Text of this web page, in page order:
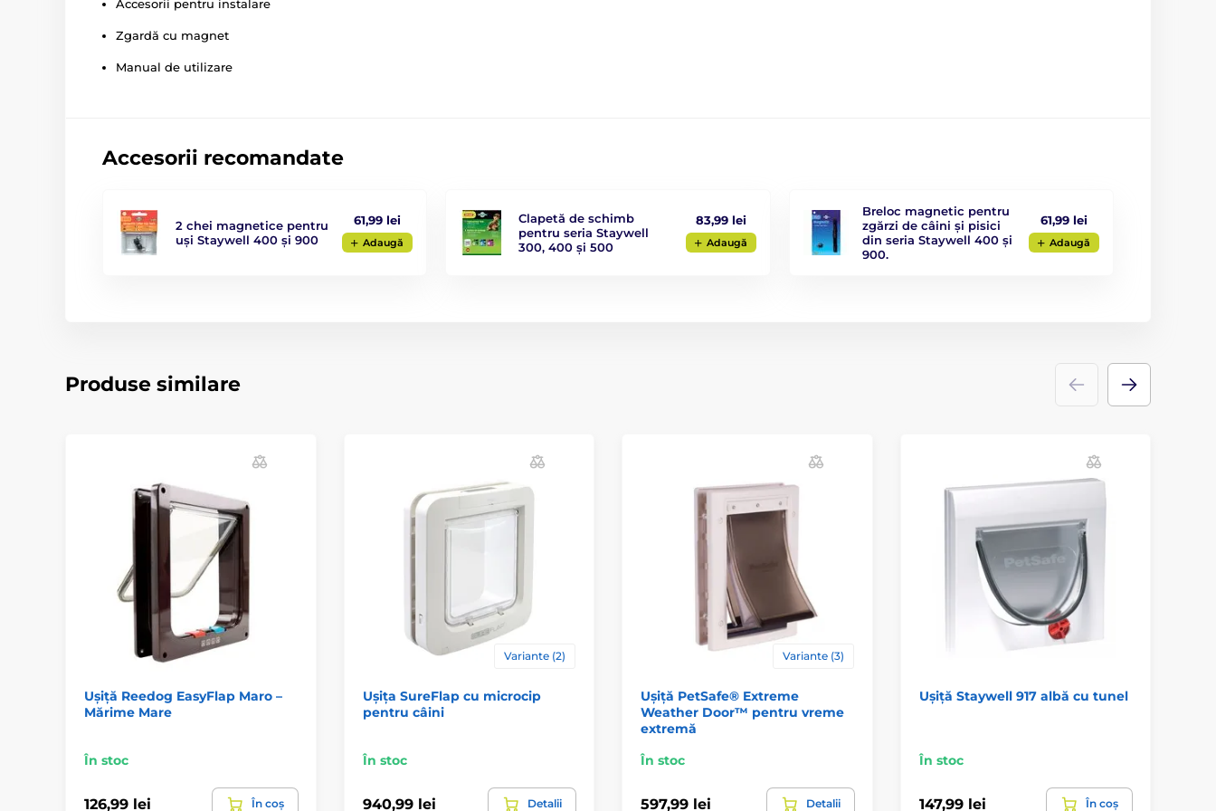
Accesorii pentru instalare
Zgardă cu magnet
Manual de utilizare
Accesorii recomandate
2 chei magnetice pentru
uși Staywell 400 și 900
61,99 lei
Adaugă
Clapetă de schimb
pentru seria Staywell
300, 400 și 500
83,99 lei
Adaugă
Breloc magnetic pentru
zgărzi de câini și pisici
din seria Staywell 400 și
900.
61,99 lei
Adaugă
Produse similare
Ușiță Reedog EasyFlap Maro –
Mărime Mare
În stoc
126,99 lei În coș
Variante (2)
Ușița SureFlap cu microcip
pentru câini
În stoc
940,99 lei Detalii
Variante (3)
Ușiță PetSafe® Extreme
Weather Door™ pentru vreme
extremă
În stoc
597,99 lei Detalii
Ușiță Staywell 917 albă cu tunel
În stoc
147,99 lei În coș